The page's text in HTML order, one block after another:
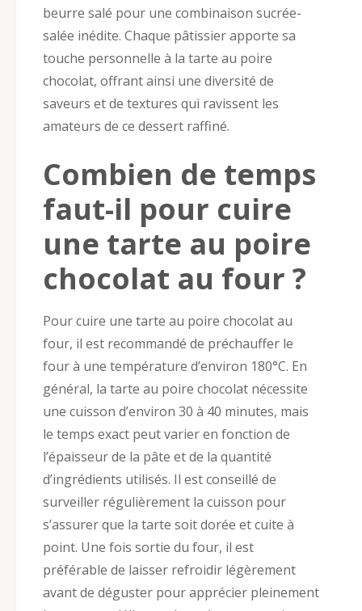
beurre salé pour une combinaison sucrée-
salée inédite. Chaque pâtissier apporte sa
touche personnelle à la tarte au poire
chocolat, offrant ainsi une diversité de
saveurs et de textures qui ravissent les
amateurs de ce dessert raffiné.
Combien de temps
faut-il pour cuire
une tarte au poire
chocolat au four ?
Pour cuire une tarte au poire chocolat au
four, il est recommandé de préchauffer le
four à une température d’environ 180°C. En
général, la tarte au poire chocolat nécessite
une cuisson d’environ 30 à 40 minutes, mais
le temps exact peut varier en fonction de
l’épaisseur de la pâte et de la quantité
d’ingrédients utilisés. Il est conseillé de
surveiller régulièrement la cuisson pour
s’assurer que la tarte soit dorée et cuite à
point. Une fois sortie du four, il est
préférable de laisser refroidir légèrement
avant de déguster pour apprécier pleinement